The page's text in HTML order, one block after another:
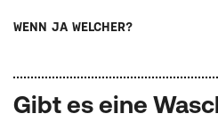
WENN JA WELCHER?
Gibt es eine